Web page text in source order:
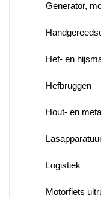
Generator,
Hef- en
Hefbruggen
Hout- en
Logistiek
Motorfiets